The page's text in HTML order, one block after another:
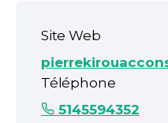
Site Web
Téléphone
5145594352